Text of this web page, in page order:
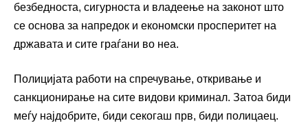
безбедноста, сигурноста и владеење на законот што
се основа за напредок и економски просперитет на
државата и сите граѓани во неа.
Полицијата работи на спречување, откривање и
санкционирање на сите видови криминал. Затоа биди
меѓу најдобрите, биди секогаш прв, биди полицаец.